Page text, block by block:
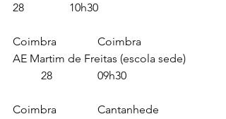
28		10h30
Coimbra		Coimbra
AE Martim de Freitas (escola sede)
	28		09h30
Coimbra		Cantanhede